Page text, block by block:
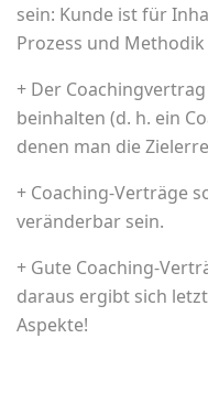
sein: Kunde ist für
Prozess und
+ Der
beinhalten (d. h. ein
denen man die
+ Coaching-Verträge
veränderbar sein.
+ Gute Coaching-
daraus ergibt sich
Aspekte!